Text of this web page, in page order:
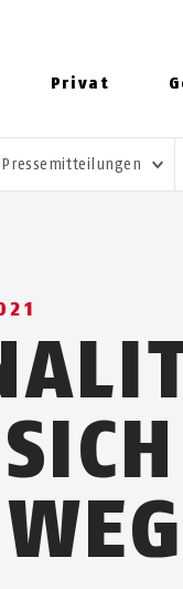
Privat
Pressemitteilungen